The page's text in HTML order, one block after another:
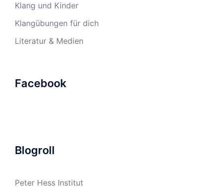
Klang und Kinder
Klangübungen für dich
Literatur & Medien
Facebook
Blogroll
Peter Hess Institut